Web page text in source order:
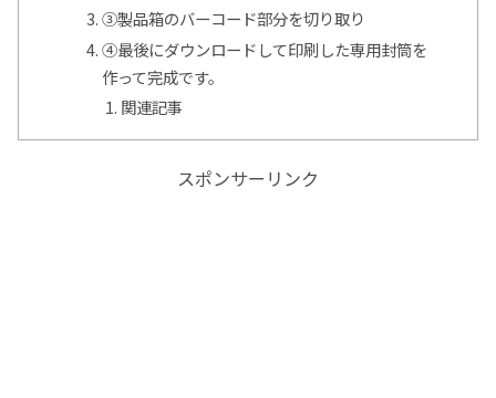
③製品箱のバーコード部分を切り取り
④最後にダウンロードして印刷した専用封筒を
作って完成です。
関連記事
スポンサーリンク